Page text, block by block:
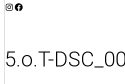
Instagram
Facebook
5.o.T-